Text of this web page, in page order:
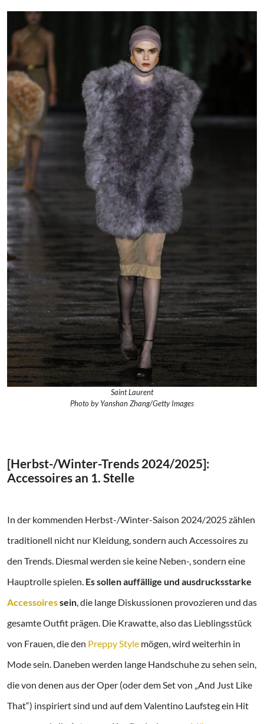
Saint Laurent
Photo by Yanshan Zhang/Getty Images
[Herbst-/Winter-Trends 2024/2025]:
Accessoires an 1. Stelle
In der kommenden Herbst-/Winter-Saison 2024/2025 zählen
traditionell nicht nur Kleidung, sondern auch Accessoires zu
den Trends. Diesmal werden sie keine Neben-, sondern eine
Hauptrolle spielen. Es sollen auffällige und ausdrucksstarke
Accessoiressein, die lange Diskussionen provozieren und das
gesamte Outfit prägen. Die Krawatte, also das Lieblingsstück
von Frauen, die den Preppy Style mögen, wird weiterhin in
Mode sein. Daneben werden lange Handschuhe zu sehen sein,
die von denen aus der Oper (oder dem Set von „And Just Like
That“) inspiriert sind und auf dem Valentino Laufsteg ein Hit